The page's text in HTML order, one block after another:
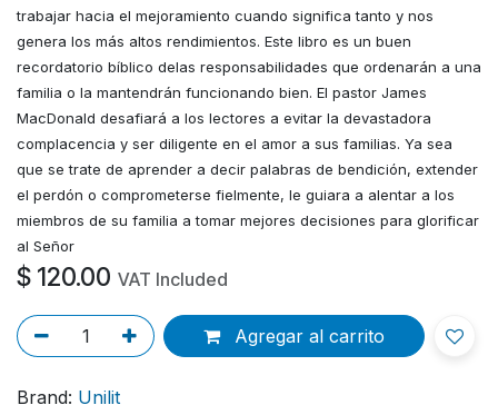
trabajar hacia el mejoramiento cuando significa tanto y nos
genera los más altos rendimientos. Este libro es un buen
recordatorio bíblico delas responsabilidades que ordenarán a una
familia o la mantendrán funcionando bien. El pastor James
MacDonald desafiará a los lectores a evitar la devastadora
complacencia y ser diligente en el amor a sus familias. Ya sea
que se trate de aprender a decir palabras de bendición, extender
el perdón o comprometerse fielmente, le guiara a alentar a los
miembros de su familia a tomar mejores decisiones para glorificar
al Señor
$ 120.00 VAT Included
Agregar al carrito
Brand: Unilit